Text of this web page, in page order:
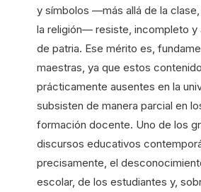
y símbolos —más allá de la
la religión— resiste, incompleto y
de patria. Ese mérito es,
maestras, ya que estos
prácticamente ausentes en la
subsisten de manera parcial en
formación docente. Uno de los
discursos educativos
precisamente, el
escolar, de los estudiantes y,